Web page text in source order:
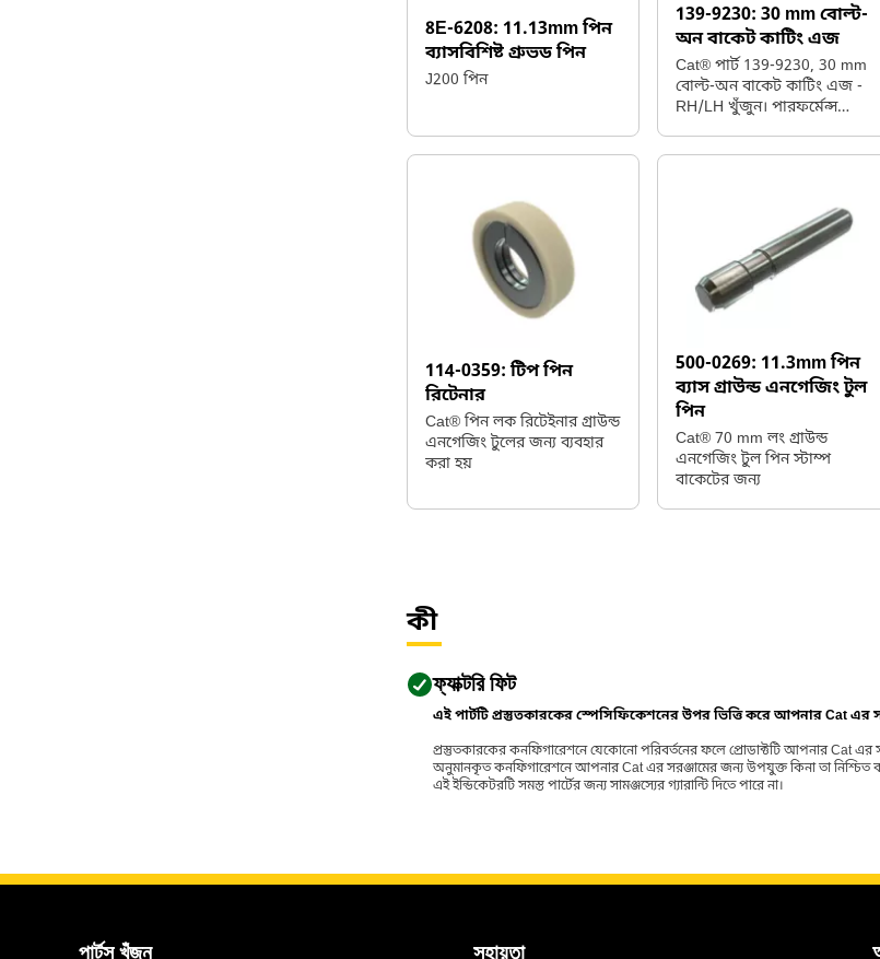
8E-6208: 11.13mm পিন
ব্যাসবিশিষ্ট গ্রুভড পিন
J200 পিন
139-9230: 30 mm বোল্ট-
অন বাকেট কাটিং এজ
Cat® পার্ট 139-9230, 30 mm
বোল্ট-অন বাকেট কাটিং এজ -
RH/LH খুঁজুন। পারফর্মেন্স
ওয়্যার ও টিয়ার থেকে রক্ষা
114-0359:টিপ পিন
রিটেনার
Cat® পিন লক রিটেইনার গ্রাউন্ড
এনগেজিং টুলের জন্য ব্যবহার
করা হয়
500-0269: 11.3mm পিন
ব্যাস গ্রাউন্ড এনগেজিং টুল
পিন
Cat® 70 mm লং গ্রাউন্ড
এনগেজিং টুল পিন স্টাম্প
বাকেটের জন্য
কী
ফ্যাক্টরি ফিট
এই পার্টটি প্রস্তুতকারকের স্পেসিফিকেশনের উপর ভিত্তি করে আপনার Cat
প্রস্তুতকারকের কনফিগারেশনে যেকোনো পরিবর্তনের ফলে প্রোডাক্টটি আপনার Cat এর
অনুমানকৃত কনফিগারেশনে আপনার Cat এর সরঞ্জামের জন্য উপযুক্ত কিনা তা
এই ইন্ডিকেটরটি সমস্ত পার্টের জন্য সামঞ্জস্যের গ্যারান্টি দিতে পারে না।
পার্টস খুঁজুন সহায়তা